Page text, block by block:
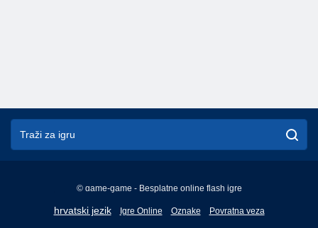
© game-game - Besplatne online flash igre
hrvatski jezik
English
Igre Online Oznake Povratna veza